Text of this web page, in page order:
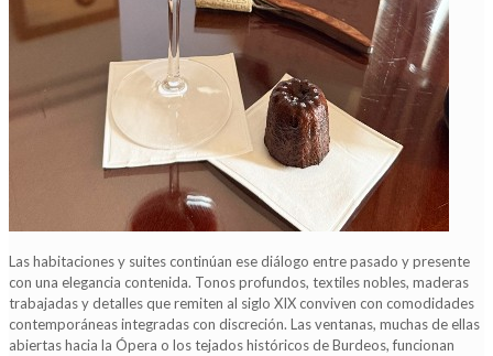
Las habitaciones y suites continúan ese diálogo entre pasado y presente
con una elegancia contenida. Tonos profundos, textiles nobles, maderas
trabajadas y detalles que remiten al siglo XIX conviven con comodidades
contemporáneas integradas con discreción. Las ventanas, muchas de ellas
abiertas hacia la Ópera o los tejados históricos de Burdeos, funcionan